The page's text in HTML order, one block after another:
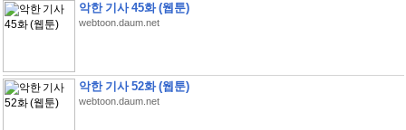
악한 기사 45화 (웹툰)
webtoon.daum.net
악한 기사 52화 (웹툰)
webtoon.daum.net